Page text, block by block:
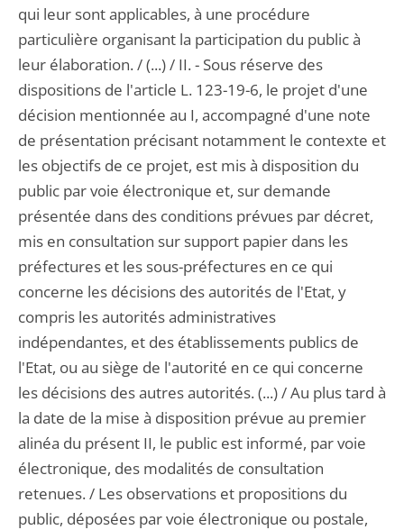
qui leur sont applicables, à une procédure
particulière organisant la participation du public à
leur élaboration. / (...) / II. - Sous réserve des
dispositions de l'article L. 123-19-6, le projet d'une
décision mentionnée au I, accompagné d'une note
de présentation précisant notamment le contexte et
les objectifs de ce projet, est mis à disposition du
public par voie électronique et, sur demande
présentée dans des conditions prévues par décret,
mis en consultation sur support papier dans les
préfectures et les sous-préfectures en ce qui
concerne les décisions des autorités de l'Etat, y
compris les autorités administratives
indépendantes, et des établissements publics de
l'Etat, ou au siège de l'autorité en ce qui concerne
les décisions des autres autorités. (...) / Au plus tard à
la date de la mise à disposition prévue au premier
alinéa du présent II, le public est informé, par voie
électronique, des modalités de consultation
retenues. / Les observations et propositions du
public, déposées par voie électronique ou postale,